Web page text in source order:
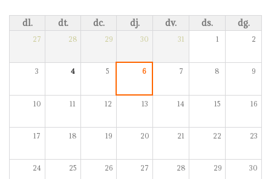
dl. dt. dc. dj. dv. ds. dg.
27 28 29 30 31 1 2
3 4 5 6 7 8 9
10 11 12 13 14 15 16
17 18 19 20 21 22 23
24 25 26 27 28 29 30